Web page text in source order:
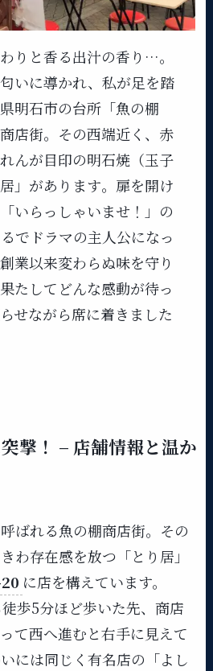
りと香る出汁の香り…。
いに導かれ、私が足を踏
明石市の台所「魚の棚
店街。その西端近く、赤
んが目印の明石焼（玉子
」があります​。扉を開け
いらっしゃいませ！」の
でドラマの主人公になっ
業以来変わらぬ味を守り
たしてどんな感動が待っ
らせながら席に着きました​
撃！ – 店舗情報と温か
ばれる魚の棚商店街。その
わ存在感を放つ「とり居」
に店を構えています。
歩5分ほど歩いた先、商店
て西へ進むと右手に見えて
には同じく有名店の「よし